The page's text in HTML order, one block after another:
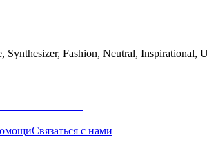
Synthesizer, Fashion, Neutral, Inspirational,
Связаться с нами